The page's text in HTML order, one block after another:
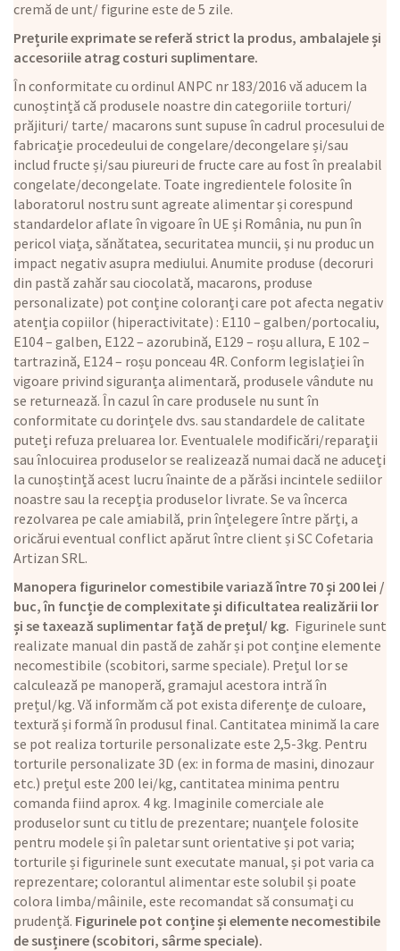
cremă de unt/ figurine este de 5 zile.
Prețurile exprimate se referă strict la produs, ambalajele și
accesoriile atrag costuri suplimentare.
În conformitate cu ordinul ANPC nr 183/2016 vă aducem la
cunoștință că produsele noastre din categoriile torturi/
prăjituri/ tarte/ macarons sunt supuse în cadrul procesului de
fabricație procedeului de congelare/decongelare și/sau
includ fructe și/sau piureuri de fructe care au fost în prealabil
congelate/decongelate. Toate ingredientele folosite în
laboratorul nostru sunt agreate alimentar și corespund
standardelor aflate în vigoare în UE și România, nu pun în
pericol viața, sănătatea, securitatea muncii, și nu produc un
impact negativ asupra mediului. Anumite produse (decoruri
din pastă zahăr sau ciocolată, macarons, produse
personalizate) pot conține coloranți care pot afecta negativ
atenția copiilor (hiperactivitate) : E110 – galben/portocaliu,
E104 – galben, E122 – azorubină, E129 – roșu allura, E 102 –
tartrazină, E124 – roșu ponceau 4R. Conform legislației în
vigoare privind siguranța alimentară, produsele vândute nu
se returnează. În cazul în care produsele nu sunt în
conformitate cu dorințele dvs. sau standardele de calitate
puteți refuza preluarea lor. Eventualele modificări/reparații
sau înlocuirea produselor se realizează numai dacă ne aduceți
la cunoștință acest lucru înainte de a părăsi incintele sediilor
noastre sau la recepția produselor livrate. Se va încerca
rezolvarea pe cale amiabilă, prin înțelegere între părți, a
oricărui eventual conflict apărut între client și SC Cofetaria
Artizan SRL.
Manopera figurinelor comestibile variază între 70 și 200 lei /
buc, în funcție de complexitate și dificultatea realizării lor
și se taxează suplimentar față de prețul/ kg. Figurinele sunt
realizate manual din pastă de zahăr și pot conține elemente
necomestibile (scobitori, sarme speciale). Prețul lor se
calculează pe manoperă, gramajul acestora intră în
prețul/kg. Vă informăm că pot exista diferențe de culoare,
textură și formă în produsul final. Cantitatea minimă la care
se pot realiza torturile personalizate este 2,5-3kg. Pentru
torturile personalizate 3D (ex: in forma de masini, dinozaur
etc.) prețul este 200 lei/kg, cantitatea minima pentru
comanda fiind aprox. 4 kg. Imaginile comerciale ale
produselor sunt cu titlu de prezentare; nuanțele folosite
pentru modele și în paletar sunt orientative și pot varia;
torturile și figurinele sunt executate manual, și pot varia ca
reprezentare; colorantul alimentar este solubil și poate
colora limba/mâinile, este recomandat să consumați cu
prudență. Figurinele pot conține și elemente necomestibile
de susținere (scobitori, sârme speciale).